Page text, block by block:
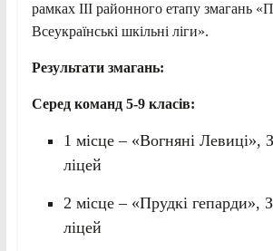
рамках ІІІ районного етапу змагань
Всеукраїнські шкільні ліги».
Результати змагань:
Серед команд 5-9 класів:
1 місце – «Вогняні Левиці»,
ліцей
2 місце – «Прудкі гепарди»,
ліцей